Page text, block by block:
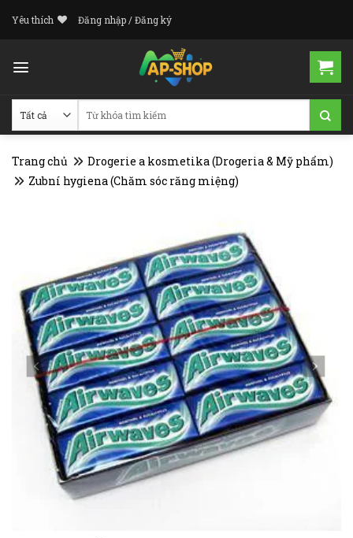
Yêu thích Đăng nhập / Đăng ký
Trang chủ
Drogerie a kosmetika (Drogeria & Mỹ phẩm)
Zubní hygiena (Chăm sóc răng miệng)